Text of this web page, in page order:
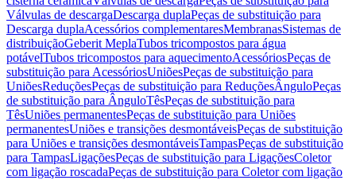
Válvulas de descargaDescarga duplaPeças de substituição para
Descarga duplaAcessórios complementaresMembranasSistemas de
distribuiçãoGeberit MeplaTubos tricompostos para água
potávelTubos tricompostos para aquecimentoAcessóriosPeças de
substituição para AcessóriosUniõesPeças de substituição para
UniõesReduçõesPeças de substituição para ReduçõesÂnguloPeças
de substituição para ÂnguloTêsPeças de substituição para
TêsUniões permanentesPeças de substituição para Uniões
permanentesUniões e transições desmontáveisPeças de substituição
para Uniões e transições desmontáveisTampasPeças de substituição
para TampasLigaçõesPeças de substituição para LigaçõesColetor
com ligação roscadaPeças de substituição para Coletor com ligação